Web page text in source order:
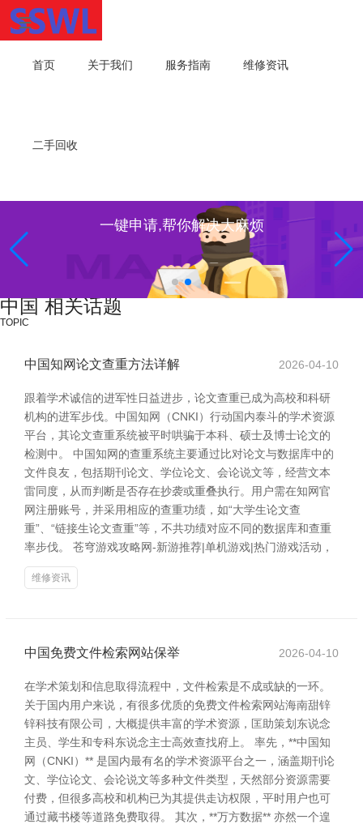
首页 关于我们 服务指南 维修资讯
二手回收
一键申请,帮你解决大麻烦
中国 相关话题
TOPIC
中国知网论文查重方法详解 2026-04-10
跟着学术诚信的进军性日益进步，论文查重已成为高校和科研
机构的进军步伐。中国知网（CNKI）行动国内泰斗的学术资源
平台，其论文查重系统被平时哄骗于本科、硕士及博士论文的
检测中。 中国知网的查重系统主要通过比对论文与数据库中的
文件良友，包括期刊论文、学位论文、会论说文等，经营文本
雷同度，从而判断是否存在抄袭或重叠执行。用户需在知网官
网注册账号，并采用相应的查重功绩，如“大学生论文查
重”、“链接生论文查重”等，不共功绩对应不同的数据库和查重
率步伐。 苍穹游戏攻略网-新游推荐|单机游戏|热门游戏活动，
维修资讯
中国免费文件检索网站保举 2026-04-10
在学术策划和信息取得流程中，文件检索是不成或缺的一环。
关于国内用户来说，有很多优质的免费文件检索网站海南甜锌
锌科技有限公司，大概提供丰富的学术资源，匡助策划东说念
主员、学生和专科东说念主士高效查找府上。 率先，**中国知
网（CNKI）** 是国内最有名的学术资源平台之一，涵盖期刊论
文、学位论文、会论说文等多种文件类型，天然部分资源需要
付费，但很多高校和机构已为其提供走访权限，平时用户也可
通过藏书楼等道路免费取得。 其次，**万方数据** 亦然一个遑